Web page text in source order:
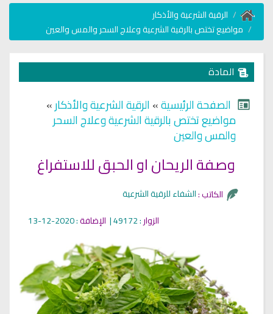
الرقية الشرعية والأذكار
مواضيع تختص بالرقية الشرعية وعلاج السحر والمس والعين
المادة
الصفحة الرئيسية»الرقية الشرعية والأذكار»
مواضيع تختص بالرقية الشرعية وعلاج السحر
والمس والعين
الكاتب :
الزوار: 49172 | الإضافة: 2020-12-13